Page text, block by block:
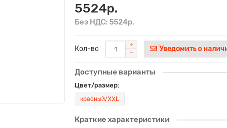
5524р.
Без НДС: 5524р.
Кол-во Уведомить о
Доступные варианты
Цвет/размер:
красный/XXL
Краткие характеристики